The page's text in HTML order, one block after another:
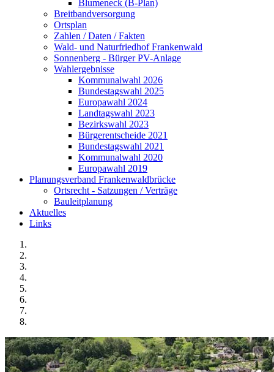
Blumeneck (B-Plan)
Breitbandversorgung
Ortsplan
Zahlen / Daten / Fakten
Wald- und Naturfriedhof Frankenwald
Sonnenberg - Bürger PV-Anlage
Wahlergebnisse
Kommunalwahl 2026
Bundestagswahl 2025
Europawahl 2024
Landtagswahl 2023
Bezirkswahl 2023
Bürgerentscheide 2021
Bundestagswahl 2021
Kommunalwahl 2020
Europawahl 2019
Planungsverband Frankenwaldbrücke
Ortsrecht - Satzungen / Verträge
Bauleitplanung
Aktuelles
Links